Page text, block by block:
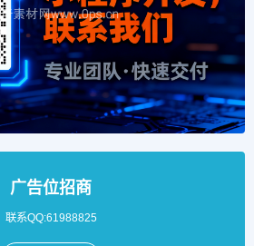
广告位招商
联系QQ:61988825